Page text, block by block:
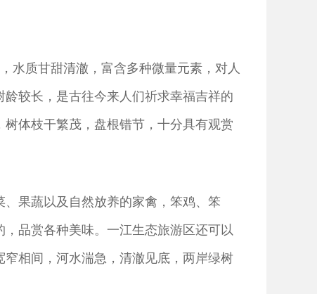
水质甘甜清澈，富含多种微量元素，对人
较长，是古往今来人们祈求幸福吉祥的
体枝干繁茂，盘根错节，十分具有观赏
果蔬以及自然放养的家禽，笨鸡、笨
品赏各种美味。一江生态旅游区还可以
相间，河水湍急，清澈见底，两岸绿树